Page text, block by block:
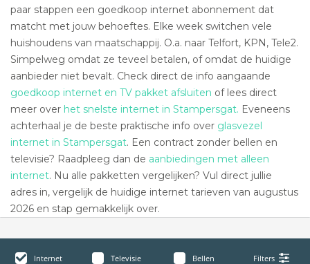
paar stappen een goedkoop internet abonnement dat
matcht met jouw behoeftes. Elke week switchen vele
huishoudens van maatschappij. O.a. naar Telfort, KPN, Tele2.
Simpelweg omdat ze teveel betalen, of omdat de huidige
aanbieder niet bevalt. Check direct de info aangaande
goedkoop internet en TV pakket afsluiten of lees direct
meer over het snelste internet in Stampersgat. Eveneens
achterhaal je de beste praktische info over glasvezel
internet in Stampersgat. Een contract zonder bellen en
televisie? Raadpleeg dan de aanbiedingen met alleen
internet. Nu alle pakketten vergelijken? Vul direct jullie
adres in, vergelijk de huidige internet tarieven van augustus
2026 en stap gemakkelijk over.
Internet Televisie Bellen Filters